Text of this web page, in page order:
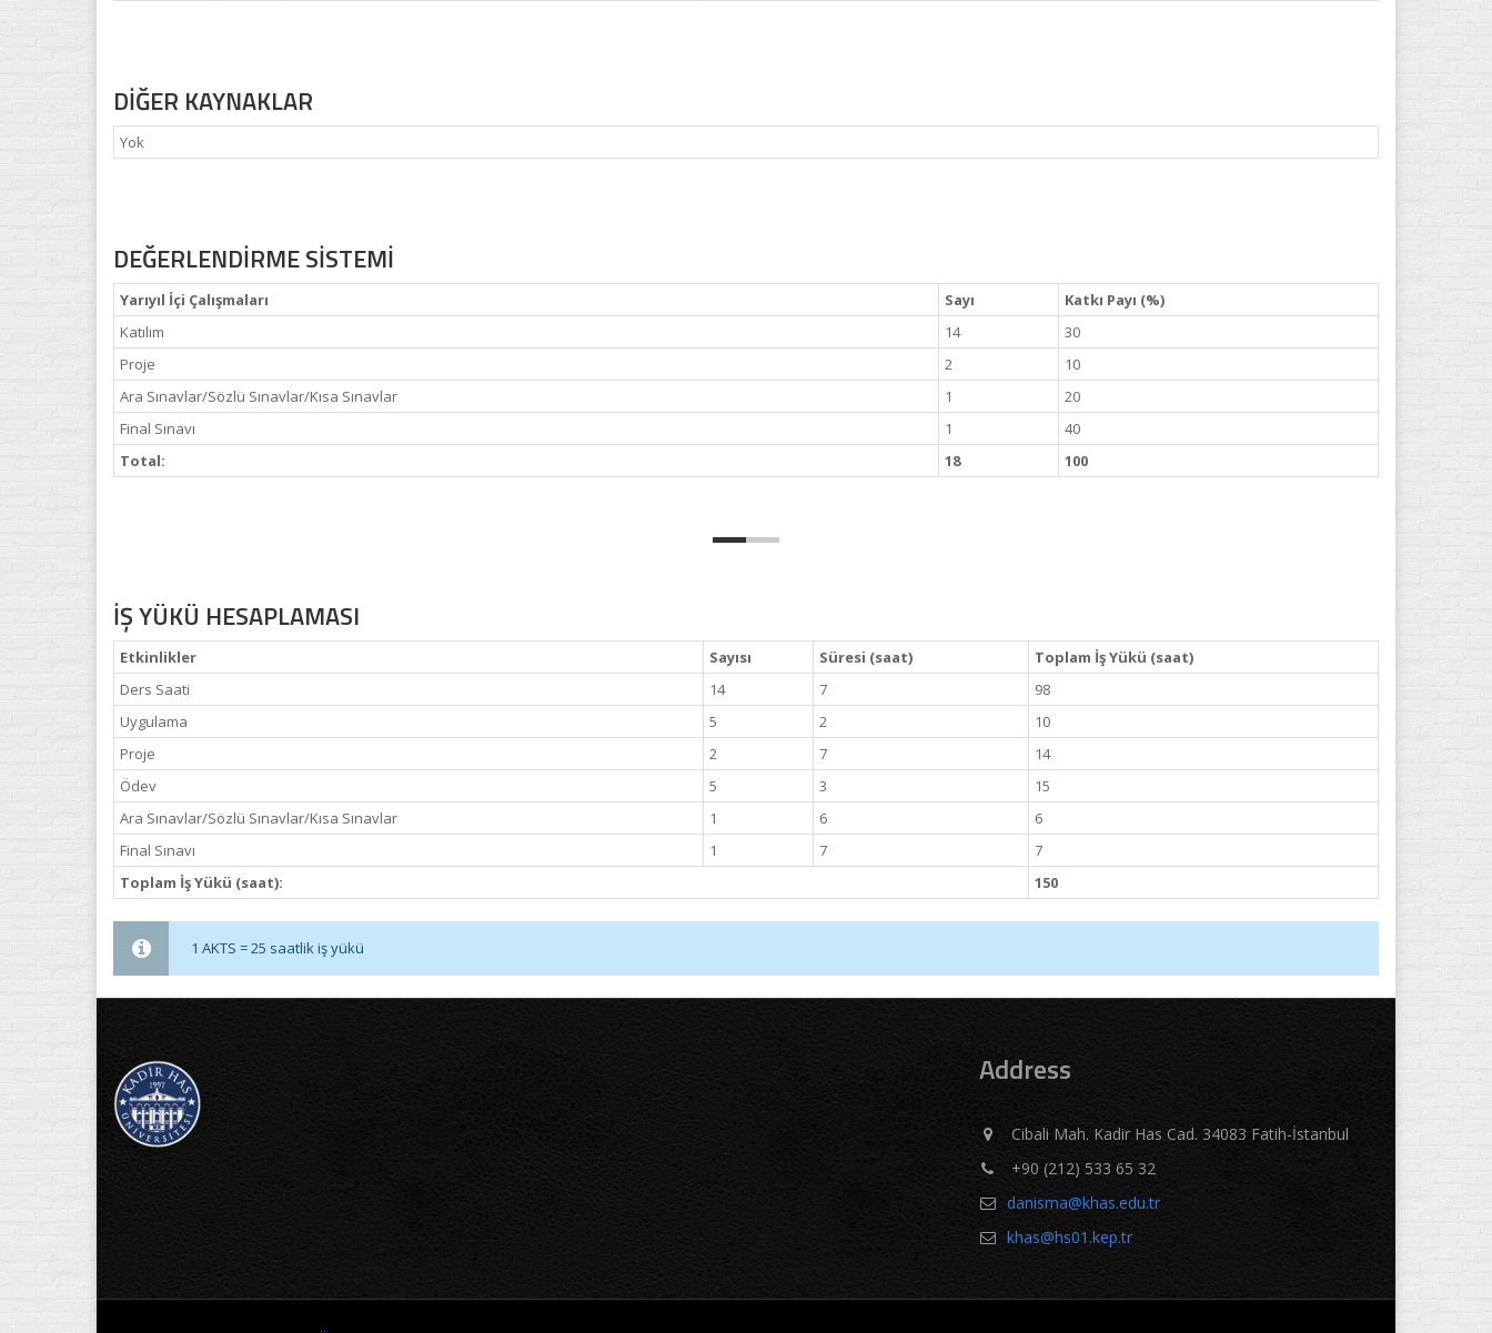
DİĞER KAYNAKLAR
Yok
DEĞERLENDİRME SİSTEMİ
Yarıyıl İçi Çalışmaları Sayı
Katkı Payı (%)
Katılım
14
30
Proje
2
10
Ara Sınavlar/Sözlü Sınavlar/Kısa Sınavlar
1
20
Final Sınavı
1
40
Total:
18 100
İŞ YÜKÜ HESAPLAMASI
Etkinlikler Sayısı Süresi (saat)
Toplam İş Yükü (saat)
Ders Saati
14 7
98
Uygulama
5 2
10
Proje
2 7
14
Ödev
5 3
15
Ara Sınavlar/Sözlü Sınavlar/Kısa Sınavlar
1 6
6
Final Sınavı
1 7
7
Toplam İş Yükü (saat):
150
1 AKTS = 25 saatlik iş yükü
Address
Cibali Mah. Kadir Has Cad. 34083 Fatih-İstanbul
+90 (212) 533 65 32
danisma@khas.edu.tr
khas@hs01.kep.tr